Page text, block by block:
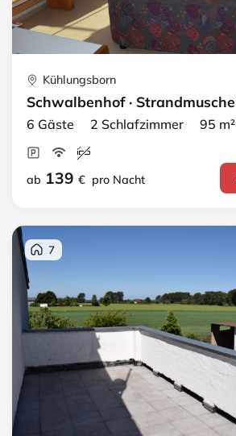
Kühlungsborn
Schwalbenhof ·
6 Gäste 2 Schlafzimmer 95 m²
ab 139 € pro Nacht
7